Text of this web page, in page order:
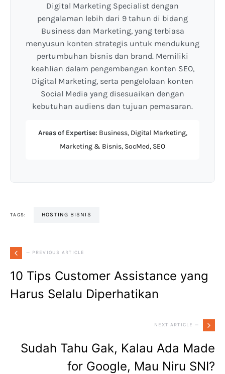
Digital Marketing Specialist dengan
pengalaman lebih dari 9 tahun di bidang
Business dan Marketing, yang terbiasa
menyusun konten strategis untuk mendukung
pertumbuhan bisnis dan brand. Memiliki
keahlian dalam pengembangan konten SEO,
Digital Marketing, serta pengelolaan konten
Social Media yang disesuaikan dengan
kebutuhan audiens dan tujuan pemasaran.
Areas of Expertise: Business, Digital Marketing,
Marketing & Bisnis, SocMed, SEO
TAGS: HOSTING BISNIS
— PREVIOUS ARTICLE
10 Tips Customer Assistance yang
Harus Selalu Diperhatikan
NEXT ARTICLE —
Sudah Tahu Gak, Kalau Ada Made
for Google, Mau Niru SNI?